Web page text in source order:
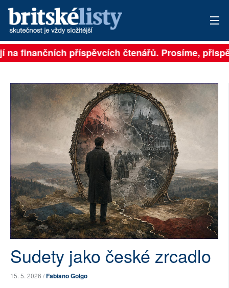
PŘIHLÁSIT
ARCHIV
ROZHOVORY
TÉMATA
NEJČTENĚJŠÍ ZA 7 DNÍ
AUTOŘI
PŘÍSPĚVKY NA PROVOZ
SOCIÁLNÍ SÍTĚ
RUBRIKY
finančních příspěvcích čtenářů. Prosíme,
Sudety jako české zrcadlo
15. 5. 2026 /Fabiano Golgo